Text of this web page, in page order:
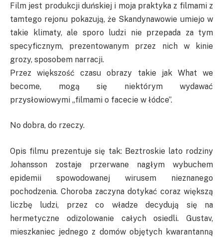
Film jest produkcji duńskiej i moja praktyka z filmami z
tamtego rejonu pokazują, że Skandynawowie umiejo w
takie klimaty, ale sporo ludzi nie przepada za tym
specyficznym, prezentowanym przez nich w kinie
grozy, sposobem narracji.
Przez większość czasu obrazy takie jak What we
become, mogą się niektórym wydawać
przysłowiowymi „filmami o facecie w łódce”.
No dobra, do rzeczy.
Opis filmu prezentuje się tak: Beztroskie lato rodziny
Johansson zostaje przerwane nagłym wybuchem
epidemii spowodowanej wirusem nieznanego
pochodzenia. Choroba zaczyna dotykać coraz większą
liczbę ludzi, przez co władze decydują się na
hermetyczne odizolowanie całych osiedli. Gustav,
mieszkaniec jednego z domów objętych kwarantanną